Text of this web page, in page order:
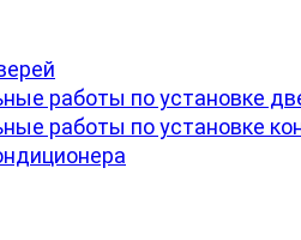
работы по установке
работы по установке